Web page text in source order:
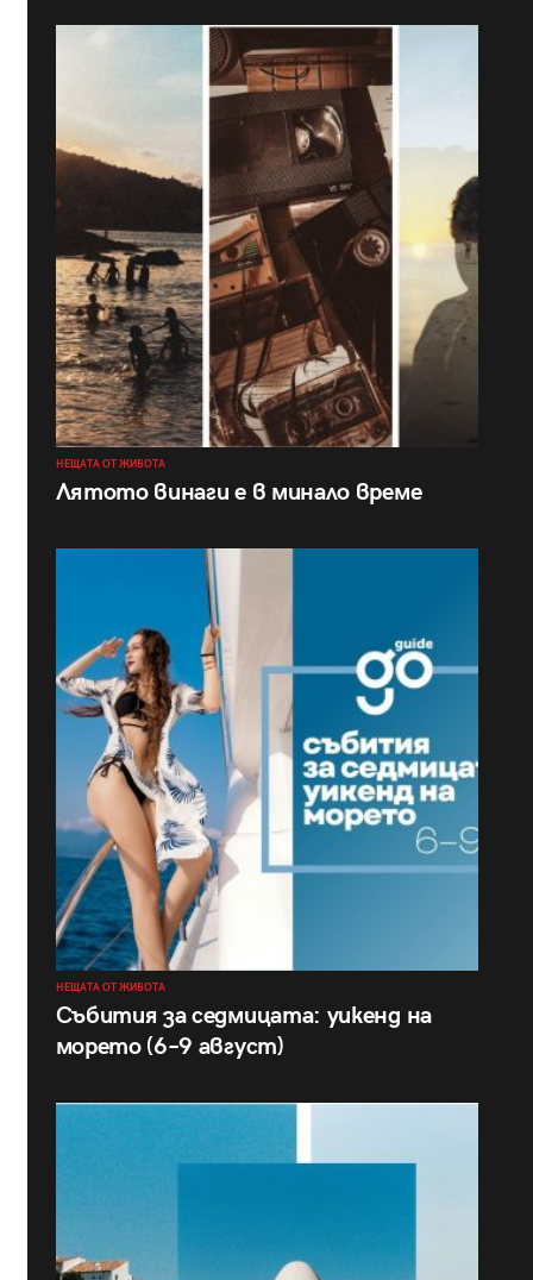
НЕЩАТА ОТ ЖИВОТА
Лятото винаги е в минало време
НЕЩАТА ОТ ЖИВОТА
Събития за седмицата: уикенд на
морето (6–9 август)